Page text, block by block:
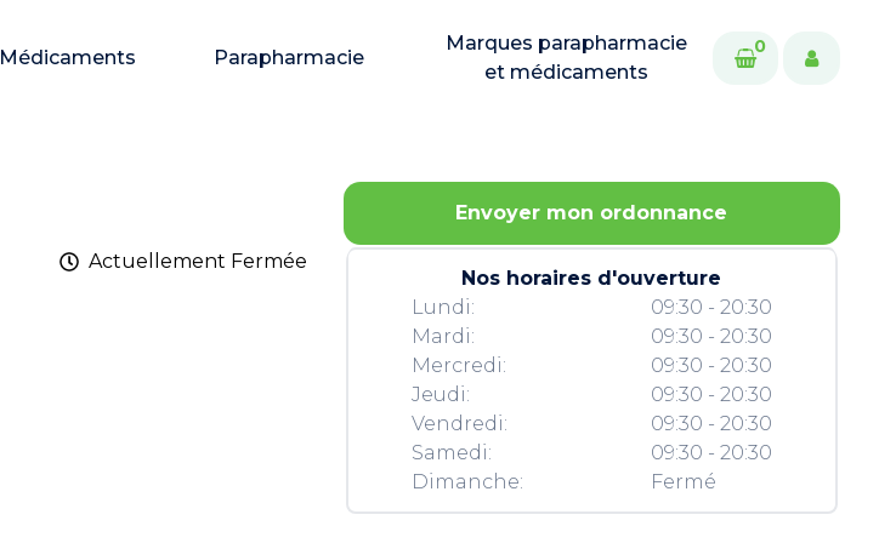
Médicaments Parapharmacie
Marques parapharmacie
et médicaments
0
Actuellement Fermée
Envoyer mon ordonnance
Nos horaires d'ouverture
Lundi:
Mardi:
Mercredi:
Jeudi:
Vendredi:
Samedi:
Dimanche:
09:30 - 20:30
09:30 - 20:30
09:30 - 20:30
09:30 - 20:30
09:30 - 20:30
09:30 - 20:30
Fermé